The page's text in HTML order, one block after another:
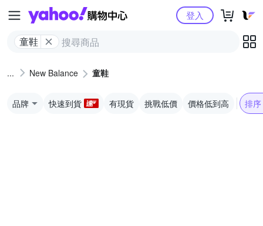
Yahoo購物中心
童鞋
登入
New Balance 童鞋
品牌 快速到貨 有現貨 挑戰低價 價格低到高 排序